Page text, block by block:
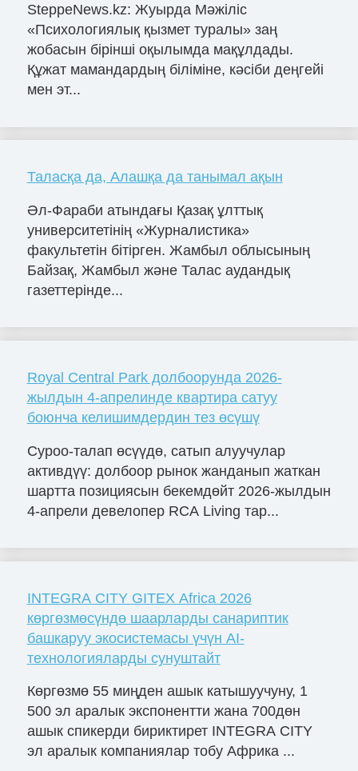
SteppeNews.kz: Жуырда Мәжіліс
«Психологиялық қызмет туралы» заң
жобасын бірінші оқылымда мақұлдады.
Құжат мамандардың біліміне, кәсіби деңгейі
мен эт...
Таласқа да, Алашқа да танымал ақын
Әл-Фараби атындағы Қазақ ұлттық
университетінің «Журналистика»
факультетін бітірген. Жамбыл облысының
Байзақ, Жамбыл және Талас аудандық
газеттерінде...
Royal Central Park долбоорунда 2026-
жылдын 4-апрелинде квартира сатуу
боюнча келишимдердин тез өсүшү
Суроо-талап өсүүдө, сатып алуучулар
активдүү: долбоор рынок жанданып жаткан
шартта позициясын бекемдөйт 2026-жылдын
4-апрели девелопер RCA Living тар...
INTEGRA CITY GITEX Africa 2026
көргөзмөсүндө шаарларды санариптик
башкаруу экосистемасы үчүн AI-
технологияларды сунуштайт
Көргөзмө 55 миңден ашык катышуучуну, 1
500 эл аралык экспонентти жана 700дөн
ашык спикерди бириктирет INTEGRA CITY
эл аралык компаниялар тобу Африка ...